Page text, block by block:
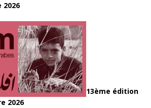
2026
13ème édition
2026